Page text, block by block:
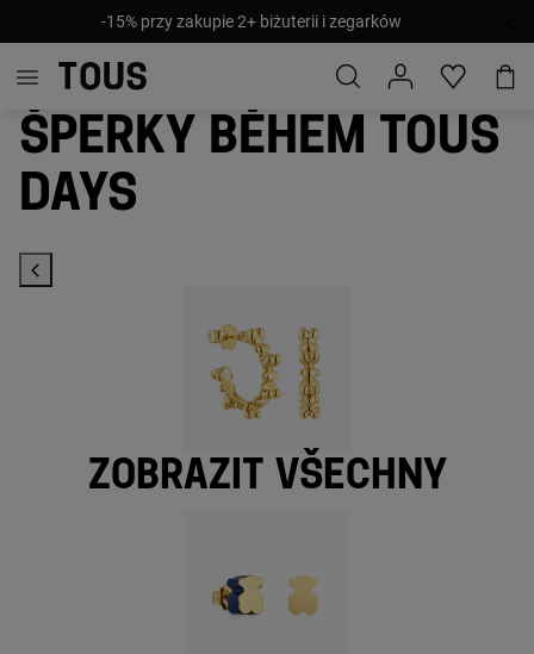
-15% przy zakupie 2+ biżuterii i zegarków
Šperky během TOUS
Days
Zobrazit všechny